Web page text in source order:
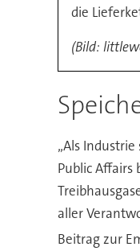
die
(Bild:
„Als
Public
aller
Beitrag zur